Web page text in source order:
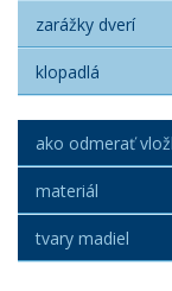
zarážky dverí
klopadlá
ako odmerať
materiál
tvary madiel